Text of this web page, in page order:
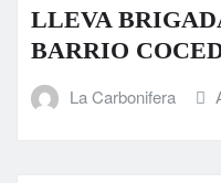
LLEVA
BARRIO
La Carbonifera